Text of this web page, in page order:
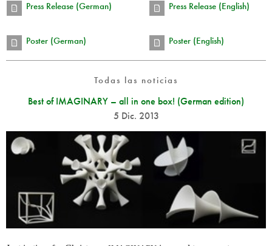
Press Release (German) Press Release (English)
Poster (German) Poster (English)
Todas las noticias
Best of IMAGINARY – all in one box! (German edition)
5 Dic. 2013